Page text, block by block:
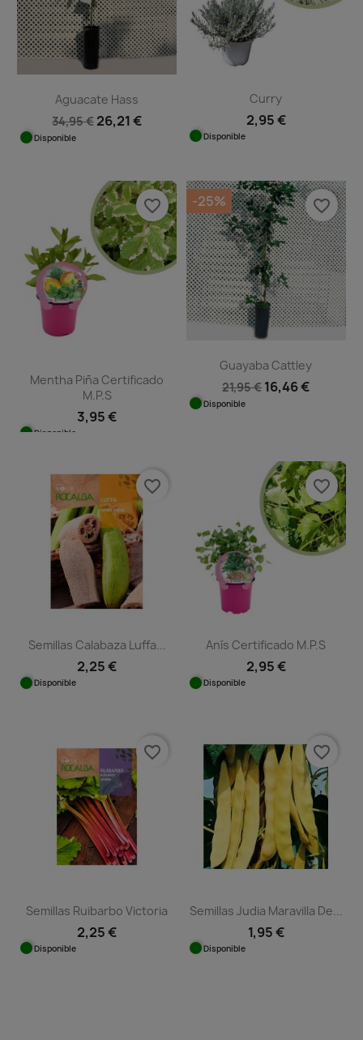
Aguacate Hass
34,95 € 26,21 €
Disponible
Curry
2,95 €
Disponible
Mentha Piña Certificado
M.P.S
3,95 €
Disponible
favorite_border
Guayaba Cattley
21,95 €16,46 €
Disponible
-25% favorite_border
Semillas Calabaza Luffa...
2,25 €
Disponible
favorite_border
Anís Certificado M.P.S
2,95 €
Disponible
favorite_border
Semillas Ruibarbo Victoria
2,25 €
Disponible
favorite_border
Semillas Judia Maravilla De...
1,95 €
Disponible
favorite_border